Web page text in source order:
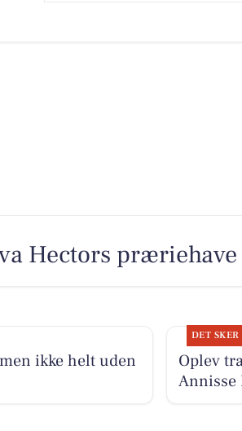
Hectors
ikke helt uden
DET SKER
Oplev
Annisse